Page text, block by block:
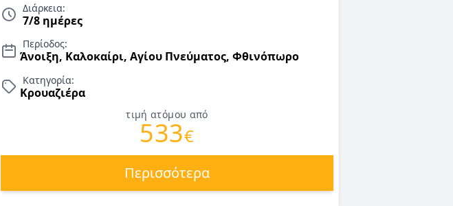
Τρίτη 12/5 έως 13/10/26
Διάρκεια:
7/8 ημέρες
Περίοδος:
Άνοιξη, Καλοκαίρι, Αγίου Πνεύματος, Φθινόπωρο
Κατηγορία:
Κρουαζιέρα
τιμή ατόμου από
533€
Περισσότερα